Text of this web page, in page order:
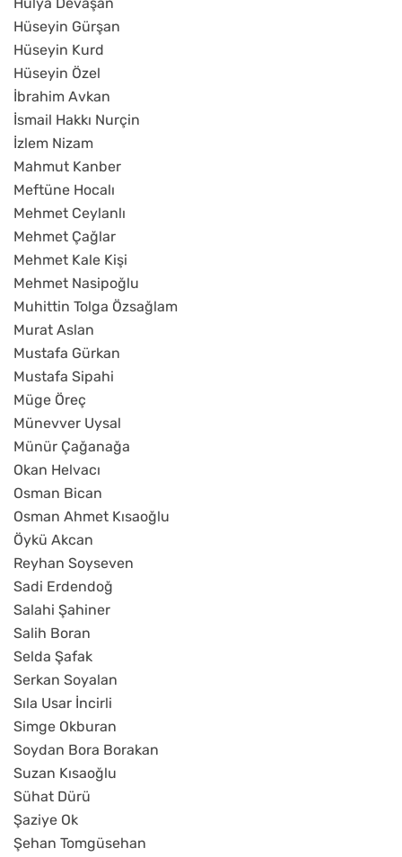
Hüseyin Gürşan
Hüseyin Kurd
Hüseyin Özel
İbrahim Avkan
İsmail Hakkı Nurçin
İzlem Nizam
Mahmut Kanber
Meftüne Hocalı
Mehmet Ceylanlı
Mehmet Çağlar
Mehmet Kale Kişi
Mehmet Nasipoğlu
Muhittin Tolga Özsağlam
Murat Aslan
Mustafa Gürkan
Mustafa Sipahi
Müge Öreç
Münevver Uysal
Münür Çağanağa
Okan Helvacı
Osman Bican
Osman Ahmet Kısaoğlu
Öykü Akcan
Reyhan Soyseven
Sadi Erdendoğ
Salahi Şahiner
Salih Boran
Selda Şafak
Serkan Soyalan
Sıla Usar İncirli
Simge Okburan
Soydan Bora Borakan
Suzan Kısaoğlu
Sühat Dürü
Şaziye Ok
Şehan Tomgüsehan